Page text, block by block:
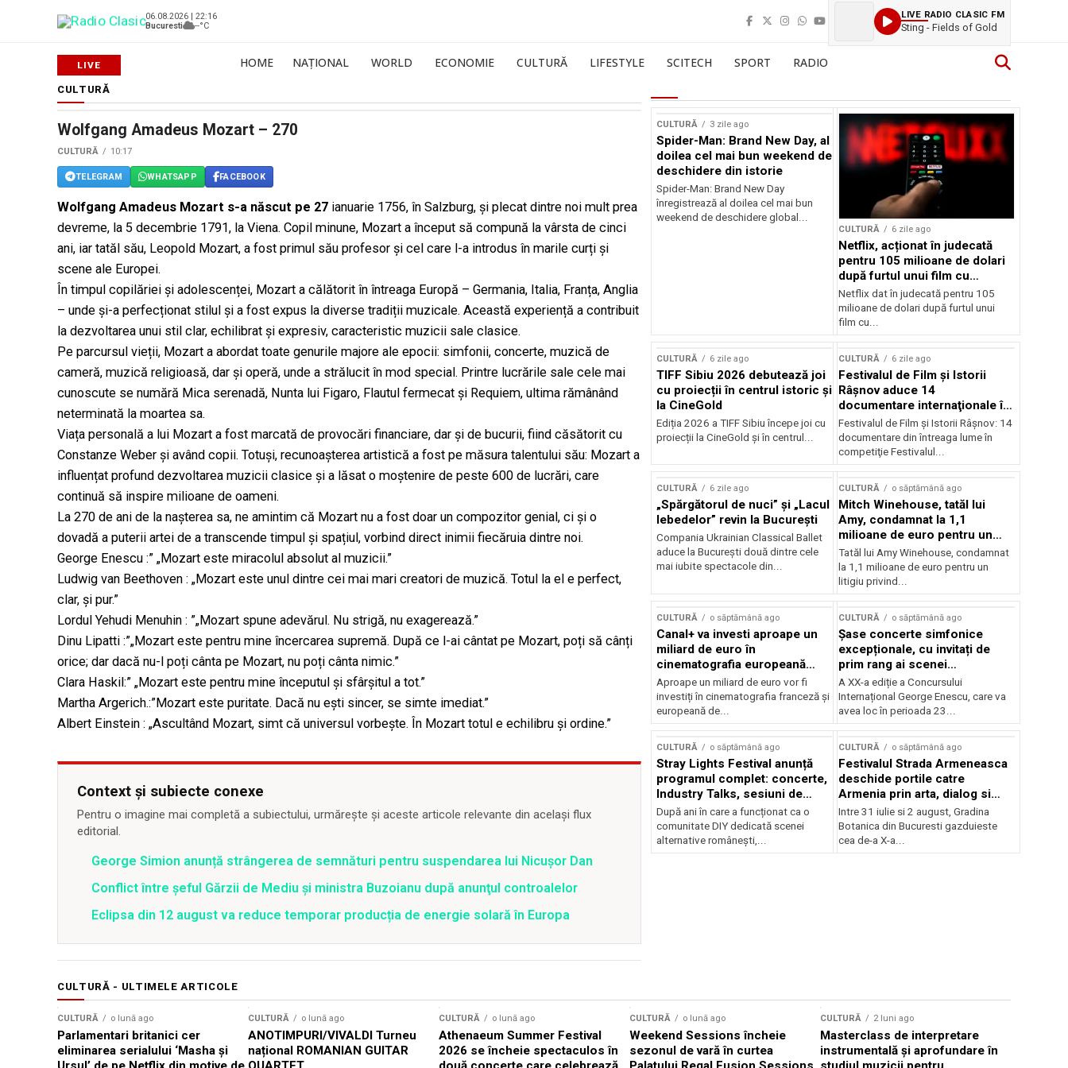
06.08.2026 | 22:16
Bucuresti
--°C
LIVE RADIO CLASIC FM
Sting - Fields of Gold
HOME NAȚIONAL WORLD ECONOMIE CULTURĂ LIFESTYLE SCITECH SPORT RADIO
CULTURĂ
Wolfgang Amadeus Mozart – 270
CULTURĂ 10:17
TELEGRAM WHATSAPP FACEBOOK
Wolfgang Amadeus Mozart s-a născut pe 27 ianuarie 1756, în Salzburg, și plecat dintre noi mult prea
devreme, la 5 decembrie 1791, la Viena. Copil minune, Mozart a început să compună la vârsta de cinci
ani, iar tatăl său, Leopold Mozart, a fost primul său profesor și cel care l-a introdus în marile curți și
scene ale Europei.
În timpul copilăriei și adolescenței, Mozart a călătorit în întreaga Europă – Germania, Italia, Franța, Anglia
– unde și-a perfecționat stilul și a fost expus la diverse tradiții muzicale. Această experiență a contribuit
la dezvoltarea unui stil clar, echilibrat și expresiv, caracteristic muzicii sale clasice.
Pe parcursul vieții, Mozart a abordat toate genurile majore ale epocii: simfonii, concerte, muzică de
cameră, muzică religioasă, dar și operă, unde a strălucit în mod special. Printre lucrările sale cele mai
cunoscute se numără Mica serenadă, Nunta lui Figaro, Flautul fermecat și Requiem, ultima rămânând
neterminată la moartea sa.
Viața personală a lui Mozart a fost marcată de provocări financiare, dar și de bucurii, fiind căsătorit cu
Constanze Weber și având copii. Totuși, recunoașterea artistică a fost pe măsura talentului său: Mozart a
influențat profund dezvoltarea muzicii clasice și a lăsat o moștenire de peste 600 de lucrări, care
continuă să inspire milioane de oameni.
La 270 de ani de la nașterea sa, ne amintim că Mozart nu a fost doar un compozitor genial, ci și o
dovadă a puterii artei de a transcende timpul și spațiul, vorbind direct inimii fiecăruia dintre noi.
George Enescu :” „Mozart este miracolul absolut al muzicii.”
Ludwig van Beethoven : „Mozart este unul dintre cei mai mari creatori de muzică. Totul la el e perfect,
clar, și pur.”
Lordul Yehudi Menuhin : ”„Mozart spune adevărul. Nu strigă, nu exagerează.”
Dinu Lipatti :”„Mozart este pentru mine încercarea supremă. După ce l-ai cântat pe Mozart, poți să cânți
orice; dar dacă nu-l poți cânta pe Mozart, nu poți cânta nimic.”
Clara Haskil:” „Mozart este pentru mine începutul și sfârșitul a tot.”
Martha Argerich.:”Mozart este puritate. Dacă nu ești sincer, se simte imediat.”
Albert Einstein : „Ascultând Mozart, simt că universul vorbește. În Mozart totul e echilibru și ordine.”
Context și subiecte conexe
Pentru o imagine mai completă a subiectului, urmărește și aceste articole relevante din același flux
editorial.
George Simion anunță strângerea de semnături pentru suspendarea lui Nicușor Dan
Conflict între şeful Gărzii de Mediu şi ministra Buzoianu după anunţul controalelor
Eclipsa din 12 august va reduce temporar producția de energie solară în Europa
CULTURĂ 3 zile ago
Spider-Man: Brand New Day, al
doilea cel mai bun weekend de
deschidere din istorie
Spider-Man: Brand New Day
înregistrează al doilea cel mai bun
weekend de deschidere global...
CULTURĂ 6 zile ago
Netflix, acționat în judecată
pentru 105 milioane de dolari
după furtul unui film cu
Nicolas Cage
Netflix dat în judecată pentru 105
milioane de dolari după furtul unui
film cu...
CULTURĂ 6 zile ago
TIFF Sibiu 2026 debutează joi
cu proiecții în centrul istoric și
la CineGold
Ediția 2026 a TIFF Sibiu începe joi cu
proiecții la CineGold și în centrul...
CULTURĂ 6 zile ago
Festivalul de Film şi Istorii
Râşnov aduce 14
documentare internaţionale în
premieră
Festivalul de Film şi Istorii Râşnov: 14
documentare din întreaga lume în
competiţie Festivalul...
CULTURĂ 6 zile ago
„Spărgătorul de nuci” și „Lacul
lebedelor” revin la București
Compania Ukrainian Classical Ballet
aduce la București două dintre cele
mai iubite spectacole din...
CULTURĂ o săptămână ago
Mitch Winehouse, tatăl lui
Amy, condamnat la 1,1
milioane de euro pentru un
litigiu pierdut
Tatăl lui Amy Winehouse, condamnat
la 1,1 milioane de euro pentru un
litigiu privind...
CULTURĂ o săptămână ago
Canal+ va investi aproape un
miliard de euro în
cinematografia europeană
până în 2032
Aproape un miliard de euro vor fi
investiți în cinematografia franceză și
europeană de...
CULTURĂ o săptămână ago
Șase concerte simfonice
excepționale, cu invitați de
prim rang ai scenei
internaționale și ansambluri
orchestrale românești de
prestigiu, în programul
Concursului Enescu 2026
A XX-a ediție a Concursului
Internațional George Enescu, care va
avea loc în perioada 23...
CULTURĂ o săptămână ago
Stray Lights Festival anunță
programul complet: concerte,
Industry Talks, sesiuni de
audiție și noi opțiuni de
participare pentru public
După ani în care a funcționat ca o
comunitate DIY dedicată scenei
alternative românești,...
CULTURĂ o săptămână ago
Festivalul Strada Armeneasca
deschide portile catre
Armenia prin arta, dialog si
patrimoniu, intre 31 iulie si 2
august, la Gradina Botanica din
Bucuresti
Intre 31 iulie si 2 august, Gradina
Botanica din Bucuresti gazduieste
cea de-a X-a...
CULTURĂ - ULTIMELE ARTICOLE
CULTURĂ o lună ago
Parlamentari britanici cer
eliminarea serialului ‘Masha și
CULTURĂ o lună ago
ANOTIMPURI/VIVALDI Turneu
național ROMANIAN GUITAR
CULTURĂ o lună ago
Athenaeum Summer Festival
2026 se încheie spectaculos în
CULTURĂ o lună ago
Weekend Sessions încheie
sezonul de vară în curtea
CULTURĂ 2 luni ago
Masterclass de interpretare
instrumentală și aprofundare în